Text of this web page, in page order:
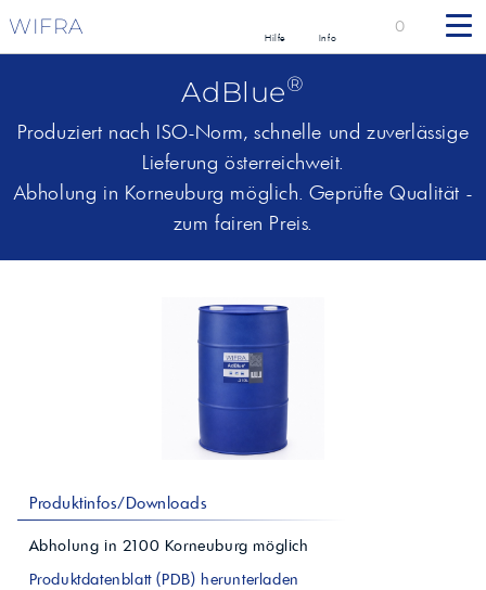
WIFRA Hilfe Info
0
AdBlue®
Produziert nach ISO-Norm, schnelle und zuverlässige
Lieferung österreichweit.
Abholung in Korneuburg möglich. Geprüfte Qualität -
zum fairen Preis.
Produktinfos/Downloads
Abholung in 2100 Korneuburg möglich
Produktdatenblatt (PDB) herunterladen